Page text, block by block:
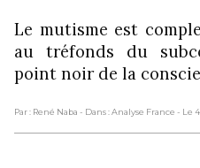
Le mutisme est
au tréfonds du
point noir de la
Par : René Naba - Dans : Analyse France - Le